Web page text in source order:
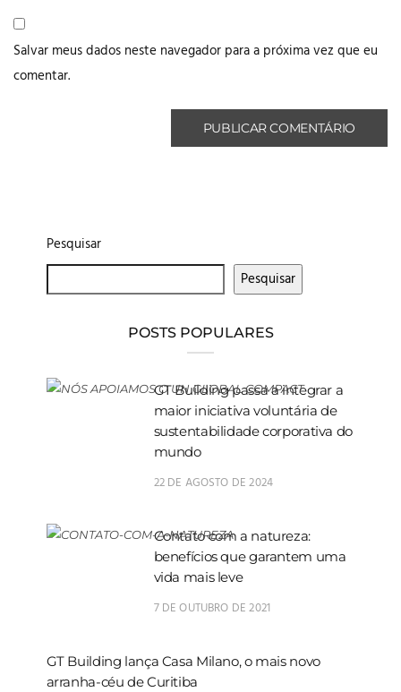
Salvar meus dados neste navegador para a próxima vez que eu
comentar.
Pesquisar
Pesquisar
POSTS POPULARES
GT Building passa a integrar a
maior iniciativa voluntária de
sustentabilidade corporativa do
mundo
22 DE AGOSTO DE 2024
Contato com a natureza:
benefícios que garantem uma
vida mais leve
7 DE OUTUBRO DE 2021
GT Building lança Casa Milano, o mais novo
arranha-céu de Curitiba